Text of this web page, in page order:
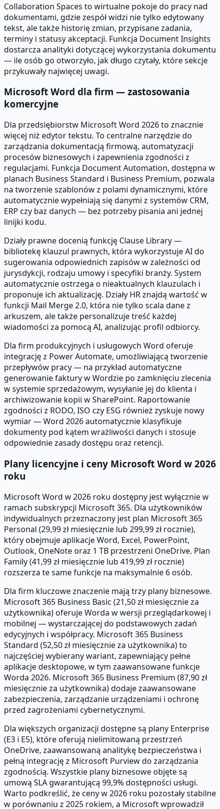
Collaboration Spaces to wirtualne pokoje do pracy nad
dokumentami, gdzie zespół widzi nie tylko edytowany
tekst, ale także historię zmian, przypisane zadania,
terminy i statusy akceptacji. Funkcja Document Insights
dostarcza analityki dotyczącej wykorzystania dokumentu
— ile osób go otworzyło, jak długo czytały, które sekcje
przykuwały najwięcej uwagi.
Microsoft Word dla firm — zastosowania
komercyjne
Dla przedsiębiorstw Microsoft Word 2026 to znacznie
więcej niż edytor tekstu. To centralne narzędzie do
zarządzania dokumentacją firmową, automatyzacji
procesów biznesowych i zapewnienia zgodności z
regulacjami. Funkcja Document Automation, dostępna w
planach Business Standard i Business Premium, pozwala
na tworzenie szablonów z polami dynamicznymi, które
automatycznie wypełniają się danymi z systemów CRM,
ERP czy baz danych — bez potrzeby pisania ani jednej
linijki kodu.
Działy prawne docenią funkcję Clause Library —
bibliotekę klauzul prawnych, która wykorzystuje AI do
sugerowania odpowiednich zapisów w zależności od
jurysdykcji, rodzaju umowy i specyfiki branży. System
automatycznie ostrzega o nieaktualnych klauzulach i
proponuje ich aktualizację. Działy HR znajdą wartość w
funkcji Mail Merge 2.0, która nie tylko scala dane z
arkuszem, ale także personalizuje treść każdej
wiadomości za pomocą AI, analizując profil odbiorcy.
Dla firm produkcyjnych i usługowych Word oferuje
integrację z Power Automate, umożliwiającą tworzenie
przepływów pracy — na przykład automatyczne
generowanie faktury w Wordzie po zamknięciu zlecenia
w systemie sprzedażowym, wysyłanie jej do klienta i
archiwizowanie kopii w SharePoint. Raportowanie
zgodności z RODO, ISO czy ESG również zyskuje nowy
wymiar — Word 2026 automatycznie klasyfikuje
dokumenty pod kątem wrażliwości danych i stosuje
odpowiednie zasady dostępu oraz retencji.
Plany licencyjne i ceny Microsoft Word w 2026
roku
Microsoft Word w 2026 roku dostępny jest wyłącznie w
ramach subskrypcji Microsoft 365. Dla użytkowników
indywidualnych przeznaczony jest plan Microsoft 365
Personal (29,99 zł miesięcznie lub 299,99 zł rocznie),
który obejmuje aplikacje Word, Excel, PowerPoint,
Outlook, OneNote oraz 1 TB przestrzeni OneDrive. Plan
Family (41,99 zł miesięcznie lub 419,99 zł rocznie)
rozszerza te same funkcje na maksymalnie 6 osób.
Dla firm kluczowe znaczenie mają trzy plany biznesowe.
Microsoft 365 Business Basic (21,50 zł miesięcznie za
użytkownika) oferuje Worda w wersji przeglądarkowej i
mobilnej — wystarczającej do podstawowych zadań
edycyjnych i współpracy. Microsoft 365 Business
Standard (52,50 zł miesięcznie za użytkownika) to
najczęściej wybierany wariant, zapewniający pełne
aplikacje desktopowe, w tym zaawansowane funkcje
Worda 2026. Microsoft 365 Business Premium (87,90 zł
miesięcznie za użytkownika) dodaje zaawansowane
zabezpieczenia, zarządzanie urządzeniami i ochronę
przed zagrożeniami cybernetycznymi.
Dla większych organizacji dostępne są plany Enterprise
(E3 i E5), które oferują nielimitowaną przestrzeń
OneDrive, zaawansowaną analitykę bezpieczeństwa i
pełną integrację z Microsoft Purview do zarządzania
zgodnością. Wszystkie plany biznesowe objęte są
umową SLA gwarantującą 99,9% dostępności usługi.
Warto podkreślić, że ceny w 2026 roku pozostały stabilne
w porównaniu z 2025 rokiem, a Microsoft wprowadził